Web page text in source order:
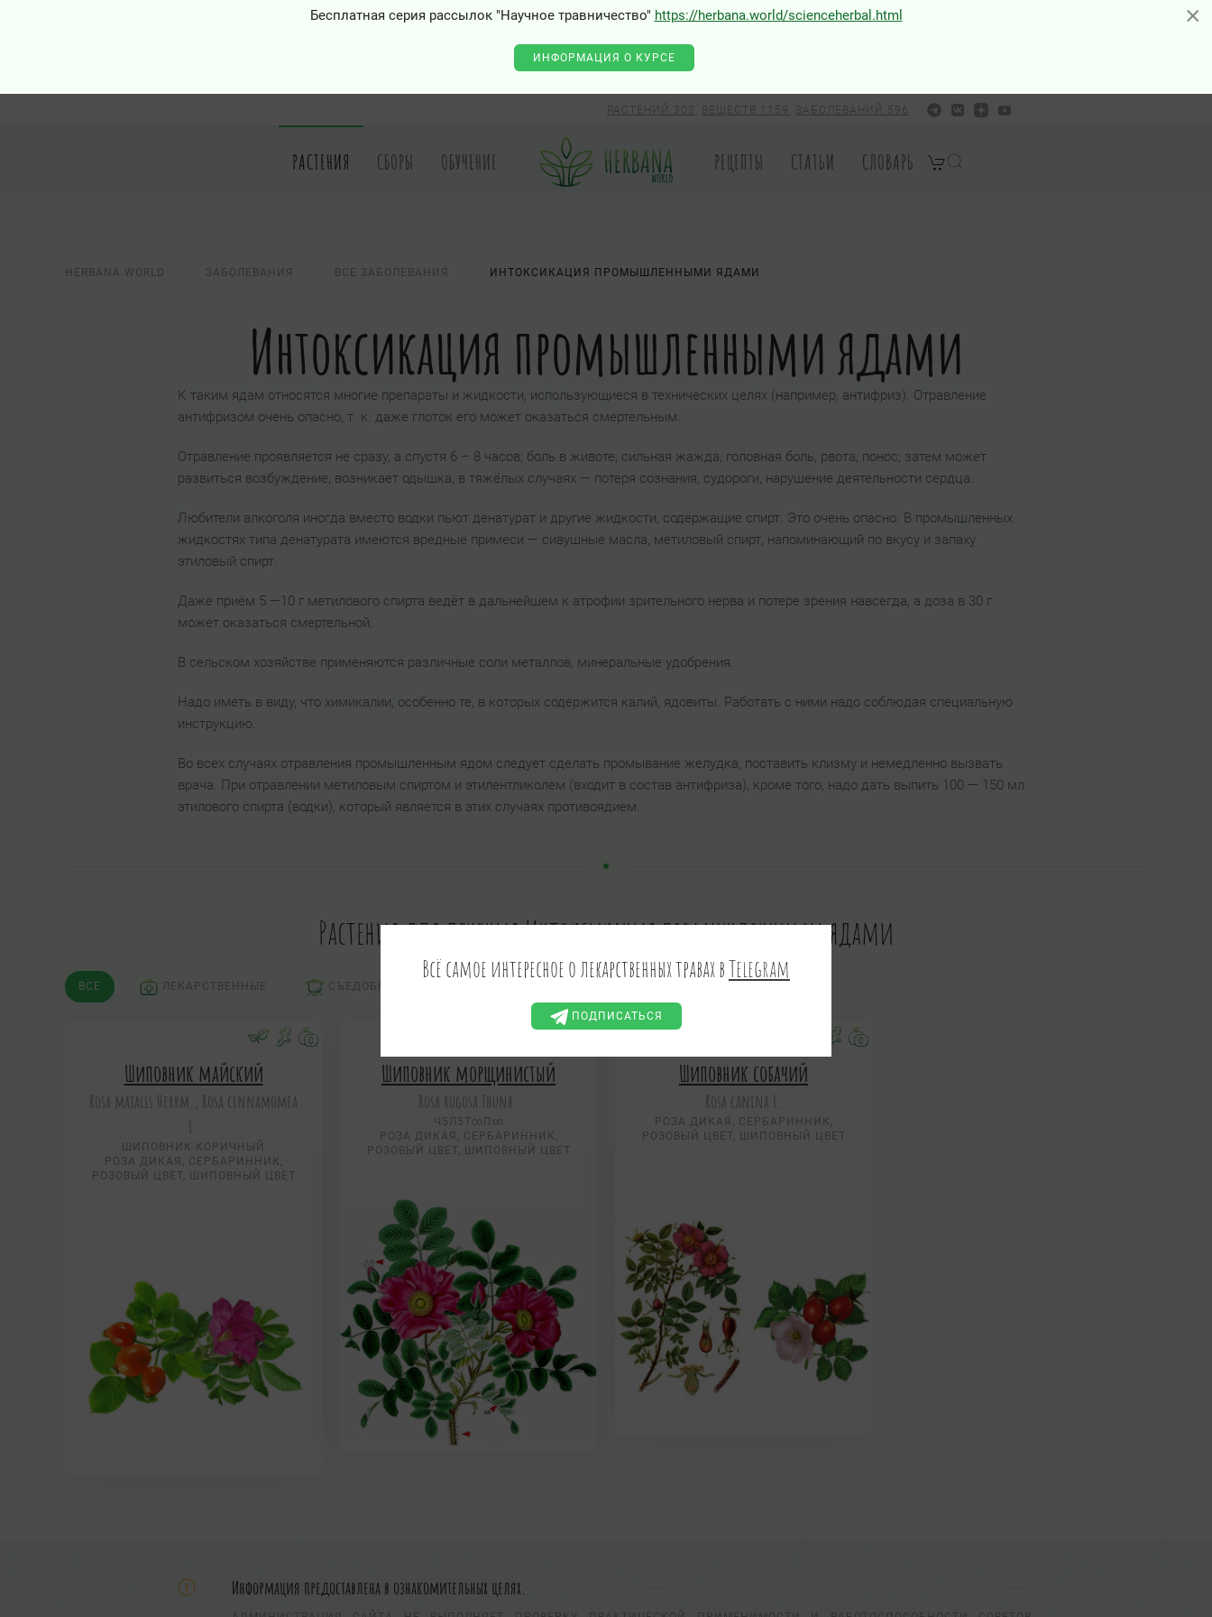
×
Бесплатная серия рассылок "Научное травничество" https://herbana.world/scienceherbal.html
ИНФОРМАЦИЯ О КУРСЕ
РАСТЕНИЙ 303 ВЕЩЕСТВ 1159 ЗАБОЛЕВАНИЙ 596
РАСТЕНИЯ СБОРЫ ОБУЧЕНИЕ РЕЦЕПТЫ СТАТЬИ СЛОВАРЬ
HERBANA.WORLD ЗАБОЛЕВАНИЯ ВСЕ ЗАБОЛЕВАНИЯ ИНТОКСИКАЦИЯ ПРОМЫШЛЕННЫМИ ЯДАМИ
Интоксикация промышленными ядами
К таким ядам относятся многие препараты и жидкости, использующиеся в технических целях (например, антифриз). Отравление
антифризом очень опасно, т. к. даже глоток его может оказаться смертельным.
Отравление проявляется не сразу, а спустя 6 – 8 часов; боль в животе, сильная жажда, головная боль, рвота, понос; затем может
развиться возбуждение, возникает одышка, в тяжёлых случаях — потеря сознания, судороги, нарушение деятельности сердца.
Любители алкоголя иногда вместо водки пьют денатурат и другие жидкости, содержащие спирт. Это очень опасно. В промышленных
жидкостях типа денатурата имеются вредные примеси — сивушные масла, метиловый спирт, напоминающий по вкусу и запаху
этиловый спирт.
Даже приём 5 —10 г метилового спирта ведёт в дальнейшем к атрофии зрительного нерва и потере зрения навсегда, а доза в 30 г
может оказаться смертельной.
В сельском хозяйстве применяются различные соли металлов, минеральные удобрения.
Надо иметь в виду, что химикалии, особенно те, в которых содержится калий, ядовиты. Работать с ними надо соблюдая специальную
инструкцию.
Во всех случаях отравления промышленным ядом следует сделать промывание желудка, поставить клизму и немедленно вызвать
врача. При отравлении метиловым спиртом и этилентликолем (входит в состав антифриза), кроме того, надо дать выпить 100 — 150 мл
этилового спирта (водки), который является в этих случаях противоядием.
Растения для лечения Интоксикация промышленными ядами
ВСЕ ЛЕКАРСТВЕННЫЕ СЪЕДОБНЫЕ
Шиповник майский
Rosa majalis Herrm., Rosa cinnamomea
L.
ШИПОВНИК КОРИЧНЫЙ
РОЗА ДИКАЯ, СЕРБАРИННИК,
РОЗОВЫЙ ЦВЕТ, ШИПОВНЫЙ ЦВЕТ
Шиповник морщинистый
Rosa rugosa Thunb.
Ч5Л5Т∞П∞
РОЗА ДИКАЯ, СЕРБАРИННИК,
РОЗОВЫЙ ЦВЕТ, ШИПОВНЫЙ ЦВЕТ
Шиповник собачий
Rosa canina L.
РОЗА ДИКАЯ, СЕРБАРИННИК,
РОЗОВЫЙ ЦВЕТ, ШИПОВНЫЙ ЦВЕТ
Информация предоставлена в ознакомительных целях.
×
Всё самое интересное о лекарственных травах вTelegram
ПОДПИСАТЬСЯ